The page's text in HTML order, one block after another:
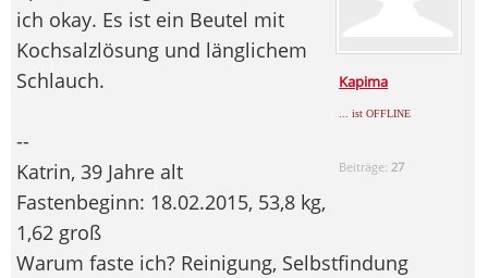
Kapima
... ist OFFLINE
Beiträge: 27
ich okay. Es ist ein Beutel mit
Kochsalzlösung und länglichem
Schlauch.
--
Katrin, 39 Jahre alt
Fastenbeginn: 18.02.2015, 53,8 kg,
1,62 groß
Warum faste ich? Reinigung, Selbstfindung